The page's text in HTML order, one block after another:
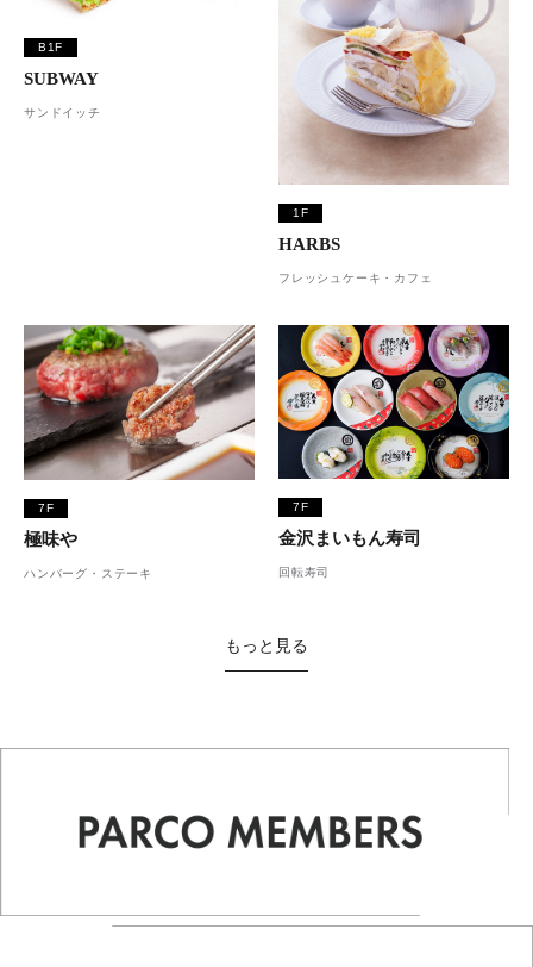
B1F
SUBWAY
サンドイッチ
1F
HARBS
フレッシュケーキ・カフェ
7F
極味や
ハンバーグ・ステーキ
7F
金沢まいもん寿司
回転寿司
もっと見る